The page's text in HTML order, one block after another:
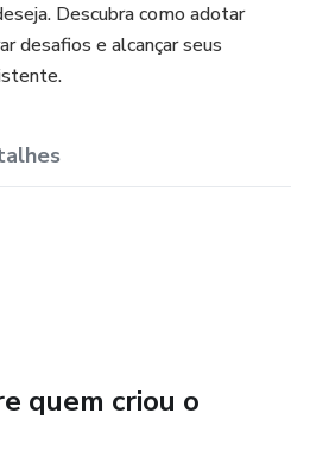
Descubra como adotar
desafios e alcançar seus
quem criou o